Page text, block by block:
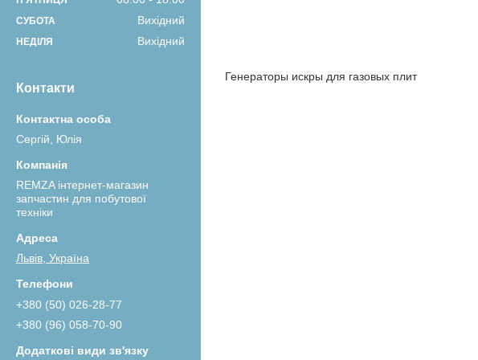
СУБОТА Вихідний
НЕДІЛЯ Вихідний
Контакти
Сергій, Юлія
REMZA інтернет-магазин
запчастин для побутової
техніки
Львів, Україна
+380 (50) 026-28-77
+380 (96) 058-70-90
Генераторы искры для газовых плит